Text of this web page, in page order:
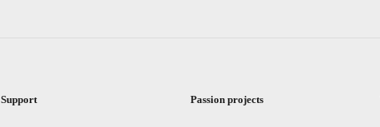
Support Passion projects